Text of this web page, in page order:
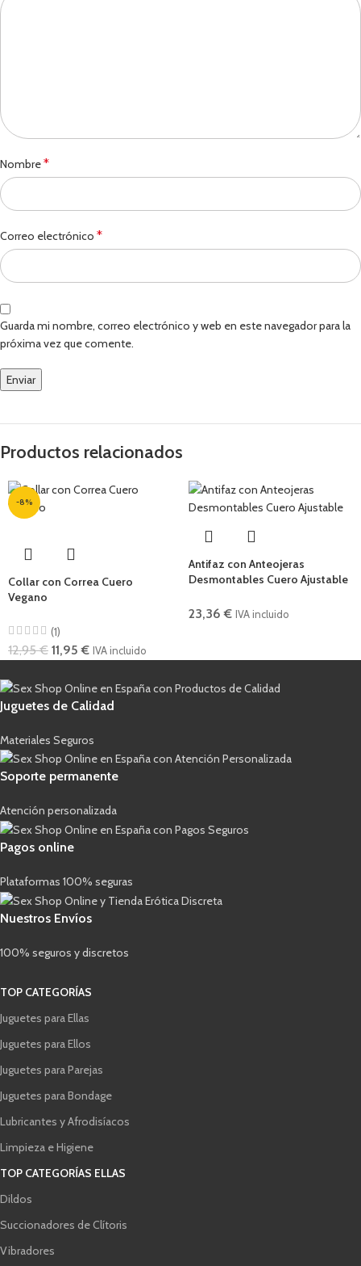
Nombre*
Correo electrónico *
Guarda mi nombre, correo electrónico y web en este navegador para la
próxima vez que comente.
Productos relacionados
-8%
Collar con Correa Cuero
Vegano
(1)
12,95€ 11,95€ IVA incluido
Antifaz con Anteojeras
Desmontables Cuero Ajustable
23,36€ IVA incluido
Juguetes de Calidad
Materiales Seguros
Soporte permanente
Atención personalizada
Pagos online
Plataformas 100% seguras
Nuestros Envíos
100% seguros y discretos
TOP CATEGORÍAS
Juguetes para Ellas
Juguetes para Ellos
Juguetes para Parejas
Juguetes para Bondage
Lubricantes y Afrodisíacos
Limpieza e Higiene
TOP CATEGORÍAS ELLAS
Dildos
Succionadores de Clítoris
Vibradores